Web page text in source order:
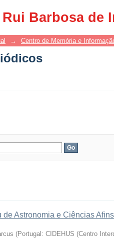
Barbosa de
→ Centro de Memória e
Astronomia e Ciências
(Portugal: CIDEHUS (Centro